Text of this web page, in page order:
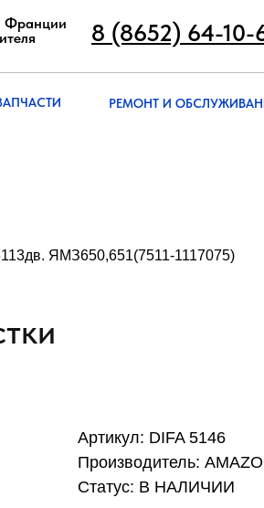
Франции
8 (8652) 64-10-
РЕМОНТ И
8 (8652) 64-
ЯМЗ650,651(7511-1117075)
Артикул: DIFA 5146
Производитель:
Статус: В НАЛИЧИИ